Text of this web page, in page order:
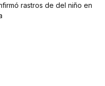
rastros de del niño en